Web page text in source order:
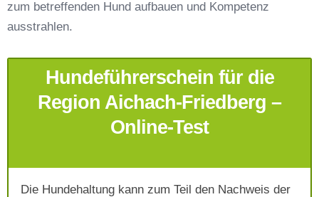
Telefonnummer*
Mit Absenden der Daten akzeptiere ich die
AGB`s.
zum betreffenden Hund aufbauen und Kompetenz
ausstrahlen.
Hundeführerschein für die
Region Aichach-Friedberg –
Online-Test
Die Hundehaltung kann zum Teil den Nachweis der